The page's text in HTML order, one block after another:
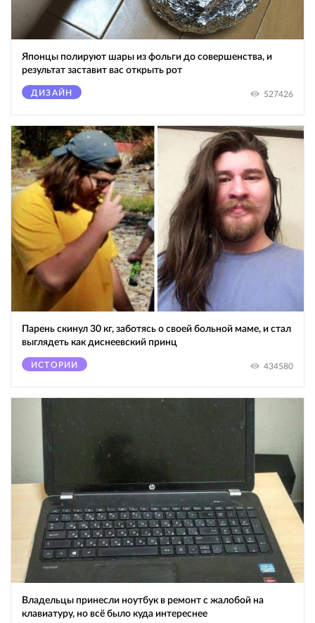
Японцы полируют шары из фольги до совершенства, и
результат заставит вас открыть рот
ДИЗАЙН 527426
Парень скинул 30 кг, заботясь о своей больной маме, и стал
выглядеть как диснеевский принц
ИСТОРИИ 434580
Владельцы принесли ноутбук в ремонт с жалобой на
клавиатуру, но всё было куда интереснее